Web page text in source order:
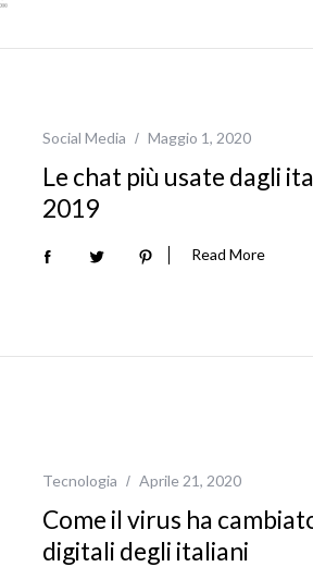
Social Media Maggio 1, 2020
Le chat più usate dagli
2019
Read More
Tecnologia Aprile 21, 2020
Come il virus ha
digitali degli italiani